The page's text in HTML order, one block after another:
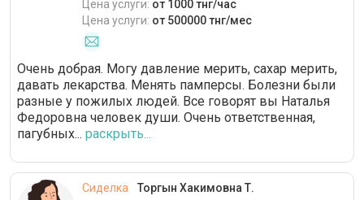
Цена услуги: от 1000 тнг/час
Цена услуги: от 500000 тнг/мес
Очень добрая. Могу давление мерить, сахар мерить,
давать лекарства. Менять памперсы. Болезни были
разные у пожилых людей. Все говорят вы Наталья
Федоровна человек души. Очень ответственная,
пагубных... раскрыть...
Сиделка
Торгын Хакимовна Т.